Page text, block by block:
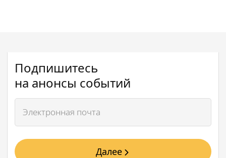
Подпишитесь
на анонсы событий
Далее